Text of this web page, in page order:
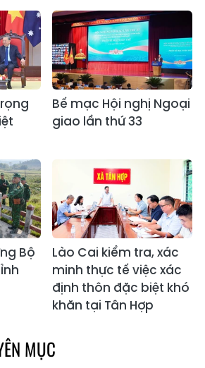
Bế mạc Hội nghị Ngoại
giao lần thứ 33
Bộ
Lào Cai kiểm tra, xác
minh thực tế việc xác
định thôn đặc biệt khó
khăn tại Tân Hợp
MỤC